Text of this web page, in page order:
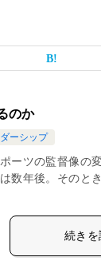
のか
ーシップ
ーツの監督像の
数年後。そのと
続き